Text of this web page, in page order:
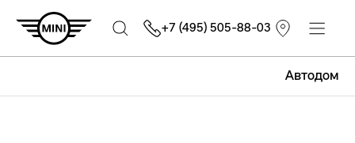
Автодом
+7 (495) 505-88-03